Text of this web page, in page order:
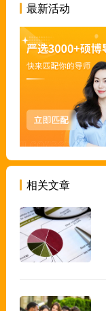
最新活动
相关文章